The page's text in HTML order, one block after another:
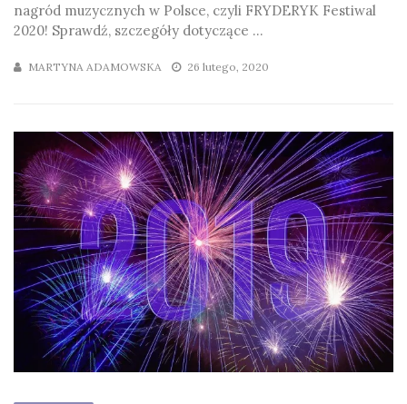
nagród muzycznych w Polsce, czyli FRYDERYK Festiwal
2020! Sprawdź, szczegóły dotyczące ...
MARTYNA ADAMOWSKA 26 lutego, 2020